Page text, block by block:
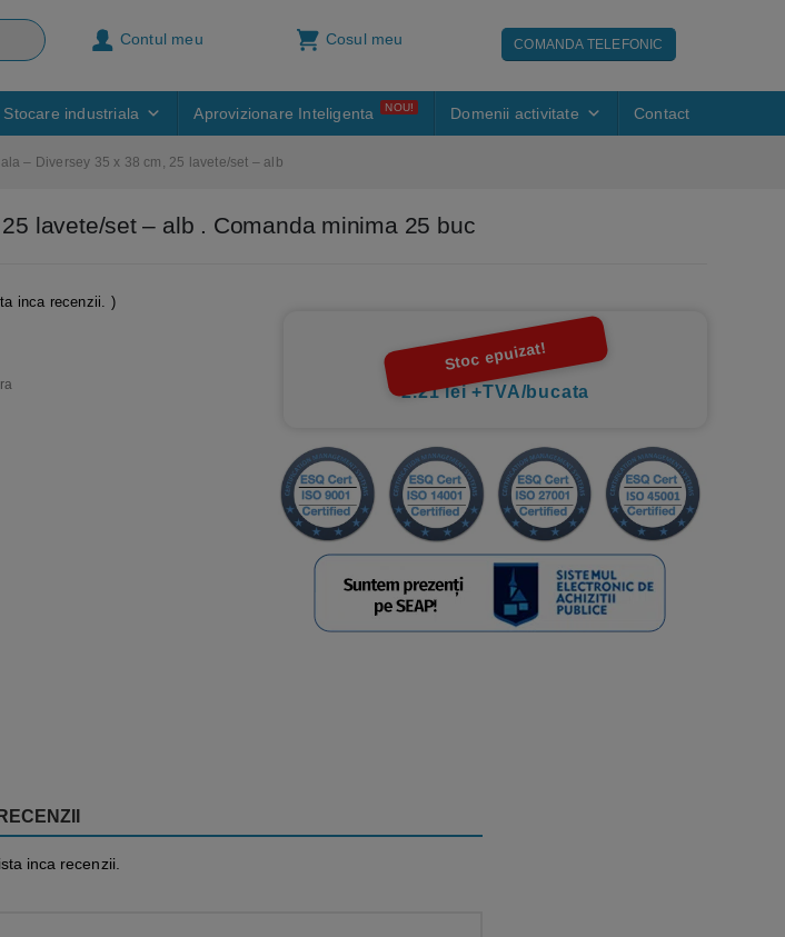
Contul meu Cosul meu COMANDA TELEFONIC
Stocare industriala Aprovizionare Inteligenta NOU! Domenii activitate Contact
– Diversey 35 x 38 cm, 25 lavete/set – alb
lavete/set – alb . Comanda minima 25 buc
inca recenzii. )
Stoc epuizat!
2.21 lei +TVA/bucata
RECENZII
inca recenzii.